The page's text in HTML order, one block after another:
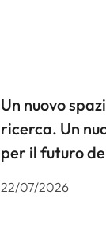
Un nuovo
ricerca. Un
per il futuro
22/07/2026